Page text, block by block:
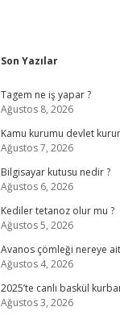
Sidebar
Son Yazılar
Tagem ne iş yapar ?
Ağustos 8, 2026
Kamu kurumu devlet
Ağustos 7, 2026
Bilgisayar kutusu nedir ?
Ağustos 6, 2026
Kediler tetanoz olur mu ?
Ağustos 5, 2026
Avanos çömleği nereye
Ağustos 4, 2026
2025’te canlı baskül
Ağustos 3, 2026